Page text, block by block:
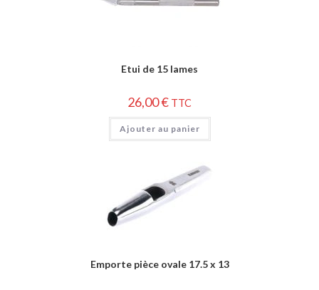
Etui de 15 lames
26,00€ TTC
Ajouter au panier
Emporte pièce ovale 17.5 x 13